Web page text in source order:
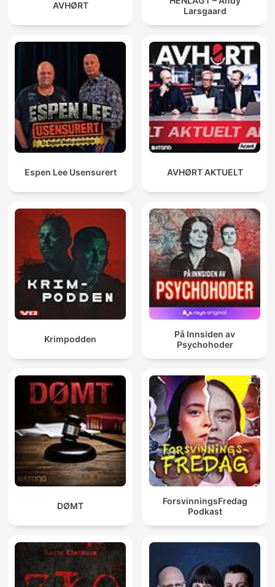
AVHØRT
Larsgaard
Espen Lee Usensurert AVHØRT AKTUELT
Krimpodden
På Innsiden av
Psychohoder
DØMT
ForsvinningsFredag
Podkast